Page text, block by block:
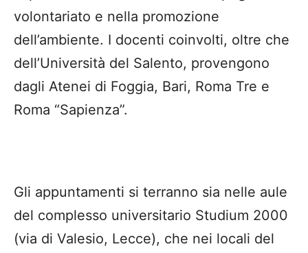
volontariato e nella promozione
dell’ambiente. I docenti coinvolti, oltre che
dell’Università del Salento, provengono
dagli Atenei di Foggia, Bari, Roma Tre e
Roma “Sapienza”.
Gli appuntamenti si terranno sia nelle aule
del complesso universitario Studium 2000
(via di Valesio, Lecce), che nei locali del